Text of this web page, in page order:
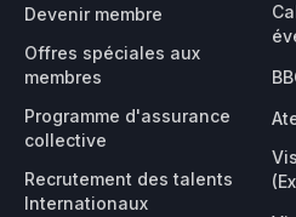
Devenir membre
Offres spéciales aux
membres
Programme d'assurance
collective
Recrutement des talents
Internationaux